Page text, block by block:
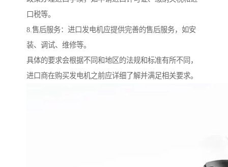
口税等。
8.售后服务：进口发电机应提供完善的售后服务，如安
装、调试、维修等。
具体的要求会根据不同和地区的法规和标准有所不同，
进口商在购买发电机之前应详细了解并满足相关要求。